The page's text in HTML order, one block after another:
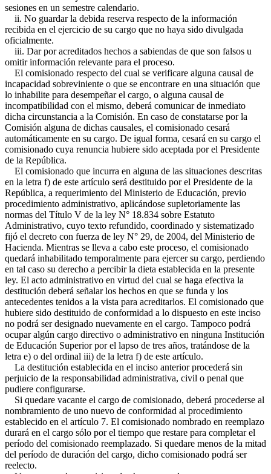
sesiones en un semestre calendario.
ii. No guardar la debida reserva respecto de la información
recibida en el ejercicio de su cargo que no haya sido divulgada
oficialmente.
iii. Dar por acreditados hechos a sabiendas de que son falsos u
omitir información relevante para el proceso.
El comisionado respecto del cual se verificare alguna causal de
incapacidad sobreviniente o que se encontrare en una situación que
lo inhabilite para desempeñar el cargo, o alguna causal de
incompatibilidad con el mismo, deberá comunicar de inmediato
dicha circunstancia a la Comisión. En caso de constatarse por la
Comisión alguna de dichas causales, el comisionado cesará
automáticamente en su cargo. De igual forma, cesará en su cargo el
comisionado cuya renuncia hubiere sido aceptada por el Presidente
de la República.
El comisionado que incurra en alguna de las situaciones descritas
en la letra f) de este artículo será destituido por el Presidente de la
República, a requerimiento del Ministerio de Educación, previo
procedimiento administrativo, aplicándose supletoriamente las
normas del Título V de la ley N° 18.834 sobre Estatuto
Administrativo, cuyo texto refundido, coordinado y sistematizado
fijó el decreto con fuerza de ley N° 29, de 2004, del Ministerio de
Hacienda. Mientras se lleva a cabo este proceso, el comisionado
quedará inhabilitado temporalmente para ejercer su cargo, perdiendo
en tal caso su derecho a percibir la dieta establecida en la presente
ley. El acto administrativo en virtud del cual se haga efectiva la
destitución deberá señalar los hechos en que se funda y los
antecedentes tenidos a la vista para acreditarlos. El comisionado que
hubiere sido destituido de conformidad a lo dispuesto en este inciso
no podrá ser designado nuevamente en el cargo. Tampoco podrá
ocupar algún cargo directivo o administrativo en ninguna Institución
de Educación Superior por el lapso de tres años, tratándose de la
letra e) o del ordinal iii) de la letra f) de este artículo.
La destitución establecida en el inciso anterior procederá sin
perjuicio de la responsabilidad administrativa, civil o penal que
pudiere configurarse.
Si quedare vacante el cargo de comisionado, deberá procederse al
nombramiento de uno nuevo de conformidad al procedimiento
establecido en el artículo 7. El comisionado nombrado en reemplazo
durará en el cargo sólo por el tiempo que restare para completar el
período del comisionado reemplazado. Si quedare menos de la mitad
del período de duración del cargo, dicho comisionado podrá ser
reelecto.